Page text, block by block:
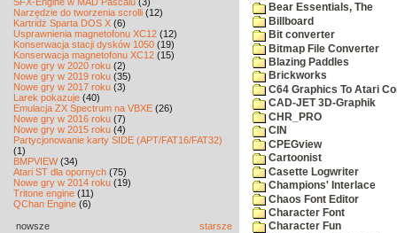
Narzędzie do tworzenia scrolli (12)
Kartridż Sparta DOS X (6)
Usprawnienia magnetofonu XC12 (12)
Konserwacja stacji dysków 1050 (19)
Konserwacja magnetofonu XC12 (15)
Nowe gry w 2020 roku (2)
Nowe gry w 2019 roku (35)
Nowe gry w 2017 roku (3)
Larek pokazuje (40)
Emulacja ZX Spectrum na VBXE (26)
Nowe gry w 2016 roku (7)
Nowe gry w 2015 roku (4)
Partycjonowanie karty SIDE (APT/FAT16/FAT32)
(1)
BMPVIEW(34)
Atari ST dla opornych (75)
Nowe gry w 2014 roku (19)
Tritone engine (11)
QChan Engine (6)
nowsze starsze
Bear Essentials, The
Billboard
Bit converter
Bitmap File Converter
Blazing Paddles
Brickworks
C64 Graphics To Atari
CAD-JET 3D-Graphik
CHR_PRO
CIN
CPEGview
Cartoonist
Casette Logwriter
Champions' Interlace
Chaos Font Editor
Character Font
Character Fun